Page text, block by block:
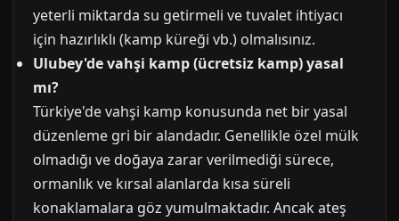
yeterli miktarda su getirmeli ve tuvalet ihtiyacı
için hazırlıklı (kamp küreği vb.) olmalısınız.
Ulubey'de vahşi kamp (ücretsiz kamp) yasal
mı?
Türkiye'de vahşi kamp konusunda net bir yasal
düzenleme gri bir alandadır. Genellikle özel mülk
olmadığı ve doğaya zarar verilmediği sürece,
ormanlık ve kırsal alanlarda kısa süreli
konaklamalara göz yumulmaktadır. Ancak ateş